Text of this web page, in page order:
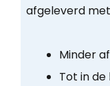
afgeleverd
Minder
Tot in